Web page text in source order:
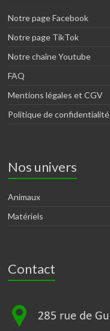
Notre page Facebook
Notre page TikTok
Notre chaîne Youtube
FAQ
Mentions légales et CGV
Politique de confidentialité
Nos univers
Animaux
Matériels
Contact